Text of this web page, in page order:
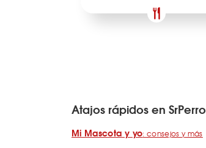
Atajos rápidos en SrPerro
Mi Mascota y yo: consejos y más